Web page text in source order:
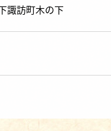
諏訪町木の下